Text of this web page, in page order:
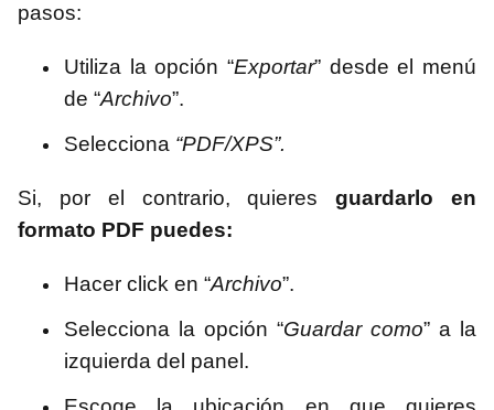
pasos:
Utiliza la opción “Exportar” desde el menú
de “Archivo”.
Selecciona “PDF/XPS”.
Si, por el contrario, quieres guardarlo en
formato PDF puedes:
Hacer click en “Archivo”.
Selecciona la opción “Guardar como” a la
izquierda del panel.